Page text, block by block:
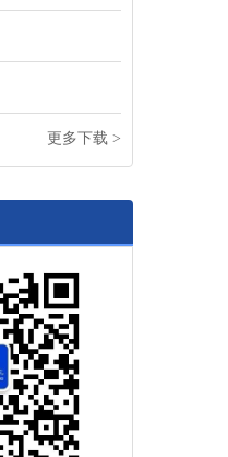
更多下载 >